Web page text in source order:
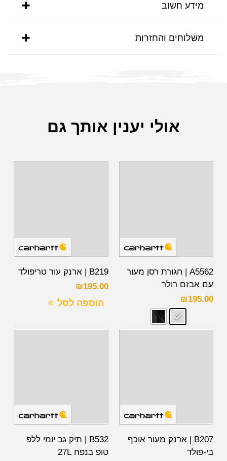
מידע חשוב
משלוחים והחזרות
אולי יענין אותך גם
A5562 | חגורת רסן מעור
עם אבזם רולר
₪195.00
B219 | ארנק עור טריפולד
₪195.00
הוספה לסל
B207 | ארנק מעור אוכף
בי-פולד
B532 | תיק גב יומי ללפ
טופ בנפח 27L